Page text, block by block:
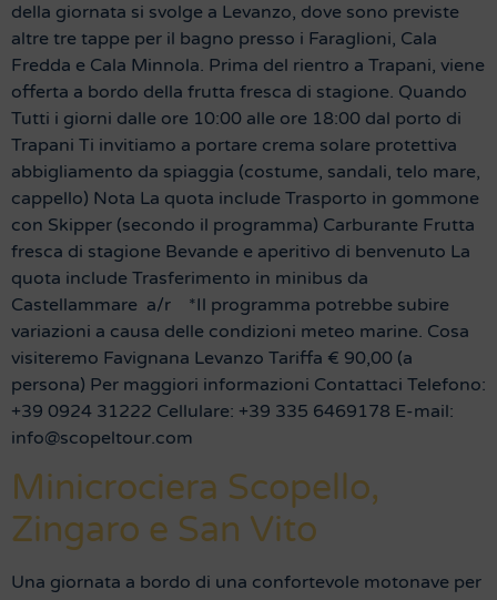
della giornata si svolge a Levanzo, dove sono previste
altre tre tappe per il bagno presso i Faraglioni, Cala
Fredda e Cala Minnola. Prima del rientro a Trapani, viene
offerta a bordo della frutta fresca di stagione. Quando
Tutti i giorni dalle ore 10:00 alle ore 18:00 dal porto di
Trapani Ti invitiamo a portare crema solare protettiva
abbigliamento da spiaggia (costume, sandali, telo mare,
cappello) Nota La quota include Trasporto in gommone
con Skipper (secondo il programma) Carburante Frutta
fresca di stagione Bevande e aperitivo di benvenuto La
quota include Trasferimento in minibus da
Castellammare a/r *Il programma potrebbe subire
variazioni a causa delle condizioni meteo marine. Cosa
visiteremo Favignana Levanzo Tariffa € 90,00 (a
persona) Per maggiori informazioni Contattaci Telefono:
+39 0924 31222 Cellulare: +39 335 6469178 E-mail:
info@scopeltour.com
Minicrociera Scopello,
Zingaro e San Vito
Una giornata a bordo di una confortevole motonave per